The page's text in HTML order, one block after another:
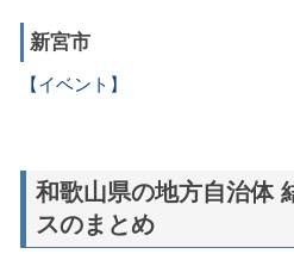
新宮市
【イベント】
和歌山県の地方自治体
スのまとめ